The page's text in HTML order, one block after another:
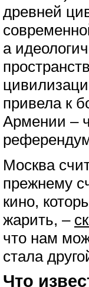
древней
а
привела к
Армении –
Москва
прежнему
кино,
жарить, –
что нам
стала
Что